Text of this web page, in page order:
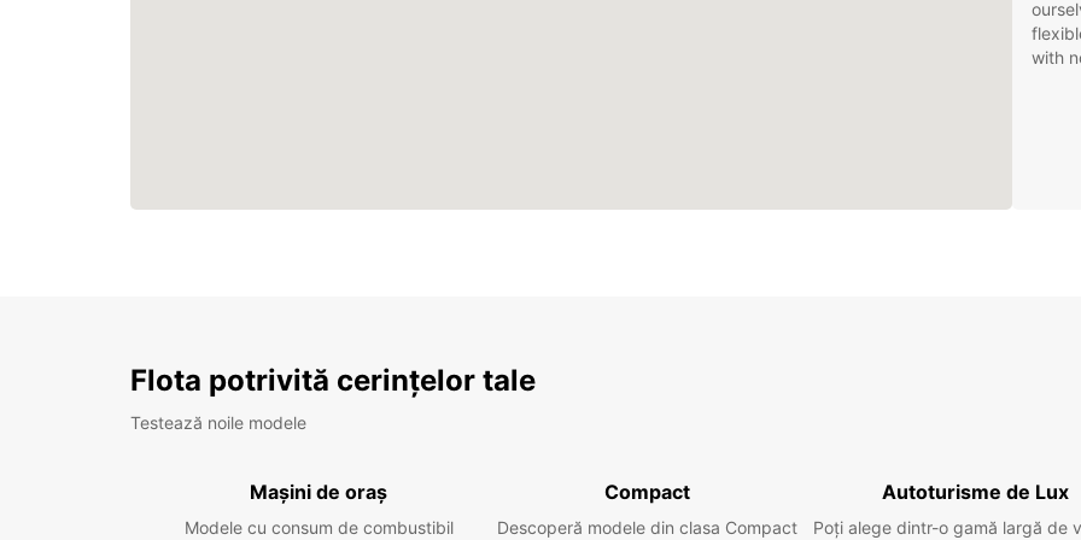
with
Flota potrivită cerințelor tale
Testează noile modele
Mașini de oraș
Modele cu consum de combustibil
Compact
Descoperă modele din clasa Compact
Autoturisme de Lux
Poți alege dintr-o gamă largă de